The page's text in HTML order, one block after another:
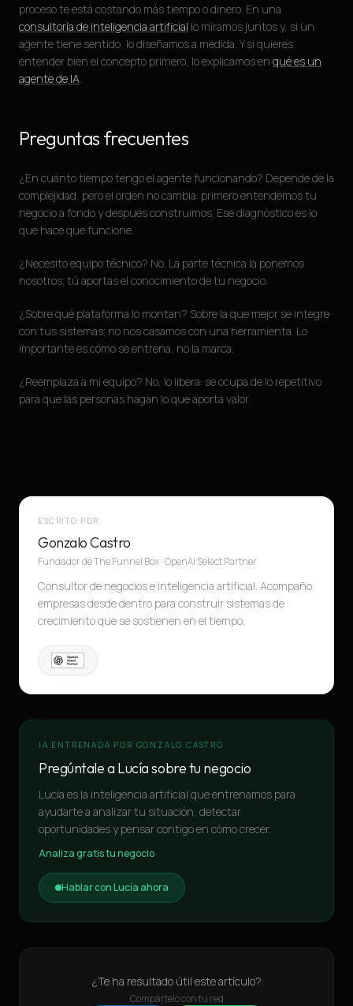
proceso te está costando más tiempo o dinero. En una
consultoría de inteligencia artificial lo miramos juntos y, si un
agente tiene sentido, lo diseñamos a medida. Y si quieres
entender bien el concepto primero, lo explicamos en qué es un
agente de IA.
Preguntas frecuentes
¿En cuánto tiempo tengo el agente funcionando? Depende de la
complejidad, pero el orden no cambia: primero entendemos tu
negocio a fondo y después construimos. Ese diagnóstico es lo
que hace que funcione.
¿Necesito equipo técnico? No. La parte técnica la ponemos
nosotros; tú aportas el conocimiento de tu negocio.
¿Sobre qué plataforma lo montan? Sobre la que mejor se integre
con tus sistemas; no nos casamos con una herramienta. Lo
importante es cómo se entrena, no la marca.
¿Reemplaza a mi equipo? No, lo libera: se ocupa de lo repetitivo
para que las personas hagan lo que aporta valor.
ESCRITO POR
Gonzalo Castro
Fundador de The Funnel Box · OpenAI Select Partner
Consultor de negocios e inteligencia artificial. Acompaño
empresas desde dentro para construir sistemas de
crecimiento que se sostienen en el tiempo.
IA ENTRENADA POR GONZALO CASTRO
Pregúntale a Lucía sobre tu negocio
Lucía es la inteligencia artificial que entrenamos para
ayudarte a analizar tu situación, detectar
oportunidades y pensar contigo en cómo crecer.
Analiza gratis tu negocio
Hablar con Lucía ahora
¿Te ha resultado útil este artículo?
Compártelo con tu red